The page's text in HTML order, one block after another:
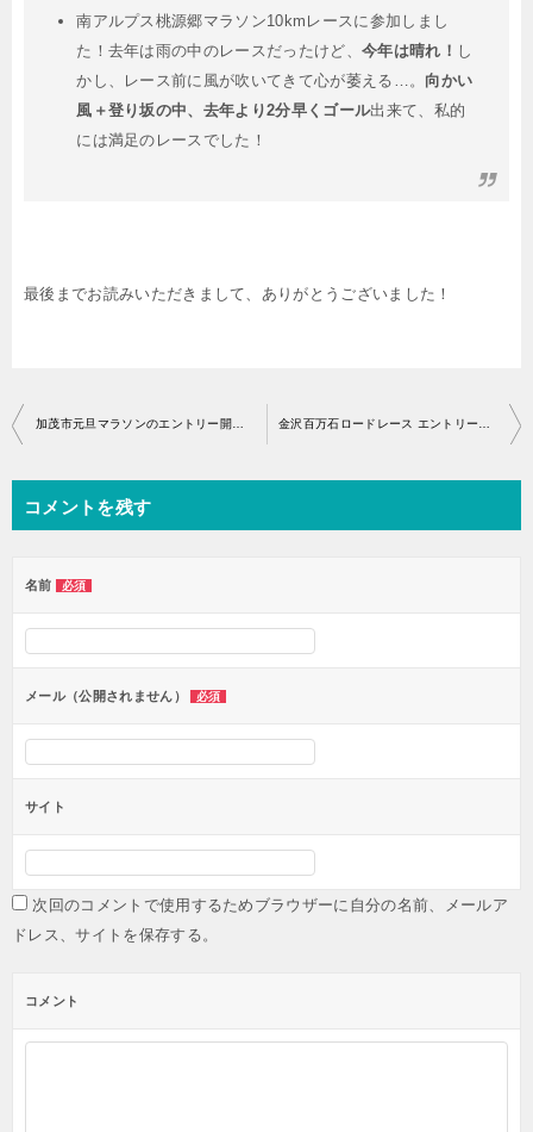
南アルプス桃源郷マラソン10kmレースに参加しまし
た！去年は雨の中のレースだったけど、 今年は晴れ！ し
かし、レース前に風が吹いてきて心が萎える…。 向かい
風＋登り坂の中、去年より2分早くゴール出来て、私的
には満足のレースでした！
最後までお読みいただきまして、ありがとうございました！
投
稿
ナ
ビ
シ
ョ
ン
加茂市元旦マラソンのエントリー開始はいつから？ 金沢百万石ロードレース エントリー開始・アクセス
コメントを残す
名前 必須
メール（公開されません） 必須
サイト
次回のコメントで使用するためブラウザーに自分の名前、メールア
ドレス、サイトを保存する。
コメント